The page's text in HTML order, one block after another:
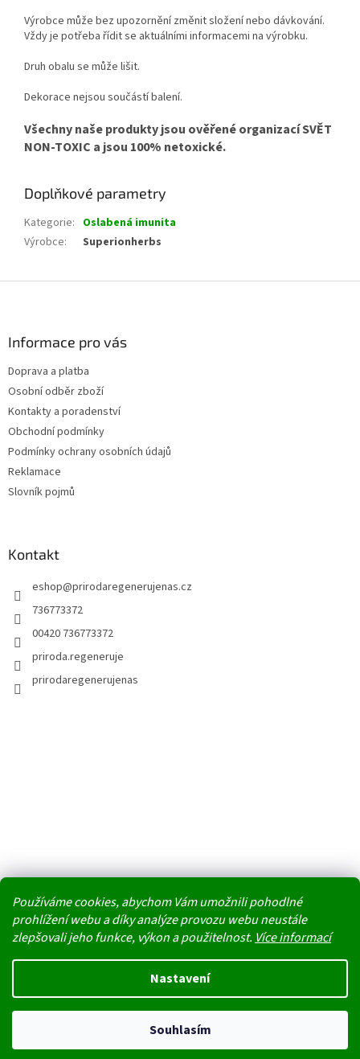
Používáme cookies, abychom Vám umožnili pohodlné
prohlížení webu a díky analýze provozu webu neustále
zlepšovali jeho funkce, výkon a použitelnost. Více informací
Nastavení
Souhlasím
Nedoporučujeme v těchto tropických dnech jako dopravu doručovací
boxy. Uvnitř boxu na přímém slunci stoupají teploty k maximu a
Výrobce může bez upozornění změnit složení nebo dávkování.
Vždy je potřeba řídit se aktuálními informacemi na výrobku.
Druh obalu se může lišit.
Dekorace nejsou součástí balení.
Všechny naše produkty jsou ověřené organizací SVĚT
NON-TOXIC a jsou 100% netoxické.
Doplňkové parametry
Kategorie: Oslabená imunita
Výrobce: Superionherbs
Informace pro vás
Doprava a platba
Osobní odběr zboží
Kontakty a poradenství
Obchodní podmínky
Podmínky ochrany osobních údajů
Reklamace
Slovník pojmů
Kontakt
eshop@prirodaregenerujenas.cz
736773372
00420 736773372
priroda.regeneruje
prirodaregenerujenas
Copyright 2026PŘÍRODA REGENERUJE NÁS. Všechna práva
vyhrazena.